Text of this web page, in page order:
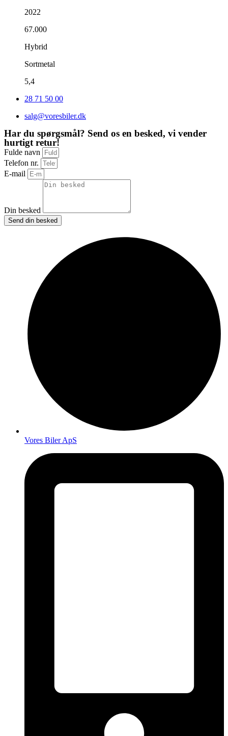
2022
67.000
Hybrid
Sortmetal
5,4
28 71 50 00
salg@voresbiler.dk
Har du spørgsmål? Send os en besked, vi vender
hurtigt retur!
Fulde navn
Telefon nr.
E-mail
Din besked
Send din besked
Vores Biler ApS